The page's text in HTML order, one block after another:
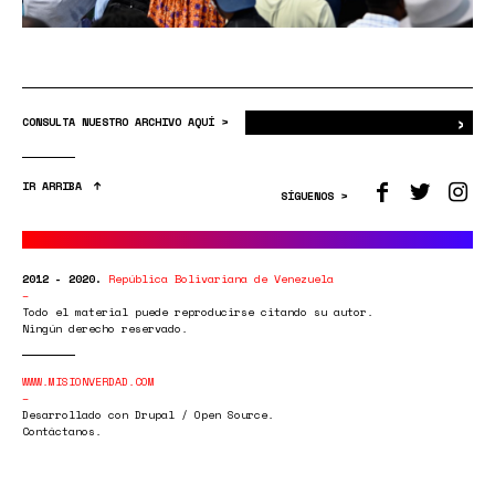
CONSULTA NUESTRO ARCHIVO AQUÍ > ›
IR ARRIBA
SÍGUENOS >
2012 - 2020. República Bolivariana de Venezuela
Todo el material puede reproducirse citando su autor.
Ningún derecho reservado.
WWW.MISIONVERDAD.COM
Desarrollado con Drupal / Open Source.
Contáctanos.